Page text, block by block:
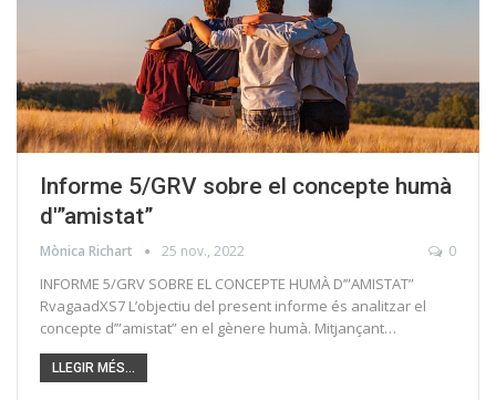
Informe 5/GRV sobre el concepte humà
d'”amistat”
Mònica Richart 25 nov., 2022 0
INFORME 5/GRV SOBRE EL CONCEPTE HUMÀ D’”AMISTAT”
RvagaadXS7 L’objectiu del present informe és analitzar el
concepte d’”amistat” en el gènere humà. Mitjançant…
LLEGIR MÉS...